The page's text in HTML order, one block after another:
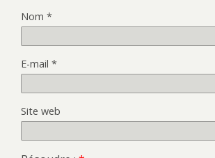
Nom *
E-mail *
Site web